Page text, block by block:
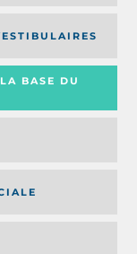
BASE DU